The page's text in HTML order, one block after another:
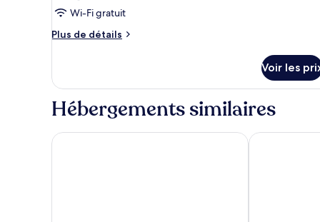
jardin
ce
type
de
Chambre
Double
Premium
Wi-Fi gratuit
Plus de détails
Plus
le
type
de
Chambre
Voir les
Hébergements similaires
Comfort Hotel RunWay Radisson Blu